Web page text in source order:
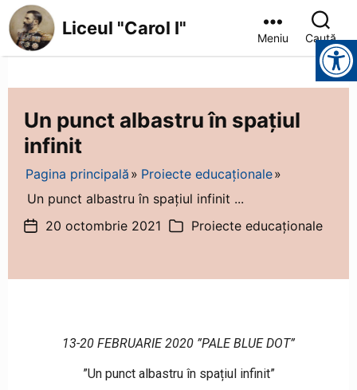
Liceul "Carol I" Meniu Caută
Instrumente pentru accesibilitate
Un punct albastru în spațiul
infinit
Pagina principală
Proiecte educaționale
Un punct albastru în spațiul infinit ...
20 octombrie 2021
Proiecte educaționale
13-20 FEBRUARIE 2020 ”PALE BLUE DOT”
”Un punct albastru în spațiul infinit”